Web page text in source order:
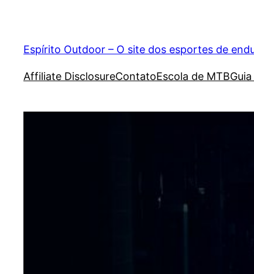
Espírito Outdoor – O site dos esportes de
Affiliate DisclosureContatoEscola de MTB